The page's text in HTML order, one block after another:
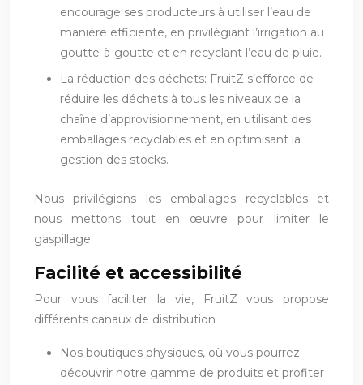
encourage ses producteurs à utiliser l’eau de
manière efficiente, en privilégiant l’irrigation au
goutte-à-goutte et en recyclant l’eau de pluie.
La réduction des déchets: FruitZ s’efforce de
réduire les déchets à tous les niveaux de la
chaîne d’approvisionnement, en utilisant des
emballages recyclables et en optimisant la
gestion des stocks.
Nous privilégions les emballages recyclables et
nous mettons tout en œuvre pour limiter le
gaspillage.
Facilité et accessibilité
Pour vous faciliter la vie, FruitZ vous propose
différents canaux de distribution :
Nos boutiques physiques, où vous pourrez
découvrir notre gamme de produits et profiter